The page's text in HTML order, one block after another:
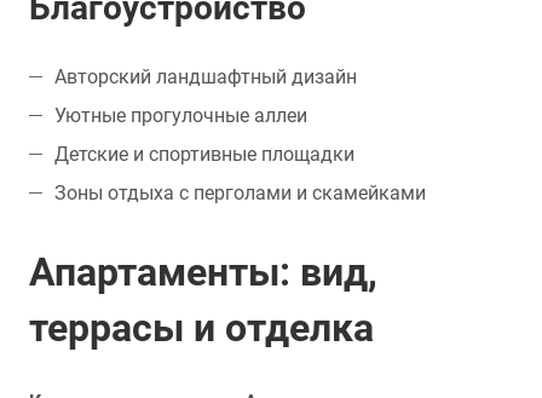
Благоустройство
Авторский ландшафтный дизайн
Уютные прогулочные аллеи
Детские и спортивные площадки
Зоны отдыха с перголами и скамейками
Апартаменты: вид,
террасы и отделка